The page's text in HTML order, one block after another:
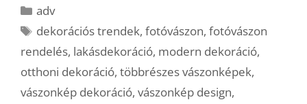
Kategória
adv
Címkék
dekorációs trendek,fotóvászon,fotóvászon
rendelés, lakásdekoráció, modern dekoráció,
otthoni dekoráció, többrészes vászonképek,
vászonkép dekoráció, vászonkép design,